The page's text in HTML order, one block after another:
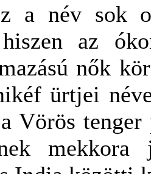
a név sok
hiszen az
nők
ürtjei
Vörös
mekkora